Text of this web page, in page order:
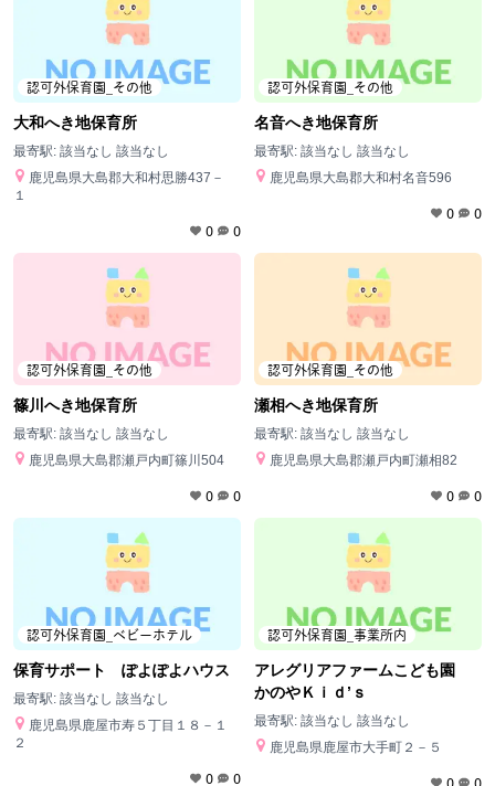
認可外保育園_その他
大和へき地保育所
最寄駅: 該当なし 該当なし
鹿児島県大島郡大和村思勝437－
１
0 0
認可外保育園_その他
名音へき地保育所
最寄駅: 該当なし 該当なし
鹿児島県大島郡大和村名音596
0 0
認可外保育園_その他
篠川へき地保育所
最寄駅: 該当なし 該当なし
鹿児島県大島郡瀬戸内町篠川504
0 0
認可外保育園_その他
瀬相へき地保育所
最寄駅: 該当なし 該当なし
鹿児島県大島郡瀬戸内町瀬相82
0 0
認可外保育園_ベビーホテル
保育サポート ぽよぽよハウス
最寄駅: 該当なし 該当なし
鹿児島県鹿屋市寿５丁目１８－１
２
0 0
認可外保育園_事業所内
アレグリアファームこども園
かのやＫｉｄ’ｓ
最寄駅: 該当なし 該当なし
鹿児島県鹿屋市大手町２－５
0 0